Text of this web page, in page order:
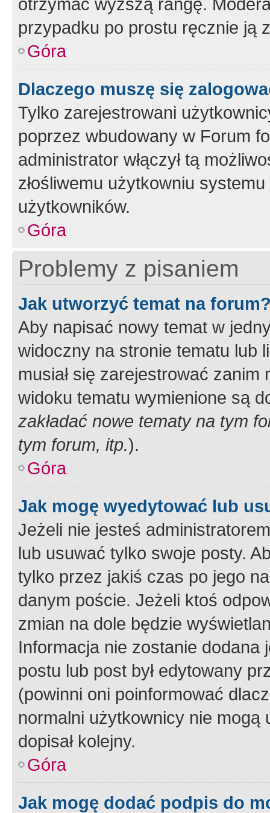
przypadku po prostu ręcznie ją
Góra
Dlaczego muszę się
Tylko zarejestrowani
poprzez wbudowany w Forum
administrator włączył tą
złośliwemu użytkowniu
użytkowników.
Góra
Problemy z pisaniem
Jak utworzyć temat na
Aby napisać nowy temat w
widoczny na stronie tematu lub
musiał się zarejestrować
widoku tematu wymienione są
zakładać nowe tematy na tym
tym forum, itp.).
Góra
Jak mogę wyedytować lub
Jeżeli nie jesteś
lub usuwać tylko swoje posty.
tylko przez jakiś czas po jego
danym poście. Jeżeli ktoś
zmian na dole będzie
Informacja nie zostanie dodana
postu lub post był edytowany
(powinni oni poinformować
normalni użytkownicy nie
dopisał kolejny.
Góra
Jak mogę dodać podpis do